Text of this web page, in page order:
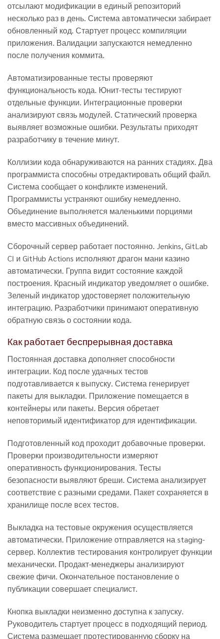
отсылают модификации в единый репозиторий
несколько раз в день. Система автоматически забирает
обновленный код. Стартует процесс компиляции
приложения. Валидации запускаются немедленно
после получения коммита.
Автоматизированные тесты проверяют
функциональность кода. Юнит-тесты тестируют
отдельные функции. Интеграционные проверки
анализируют связь модулей. Статический проверка
выявляет возможные ошибки. Результаты приходят
разработчику в течение минут.
Коллизии кода обнаруживаются на ранних стадиях. Два
программиста способны отредактировать общий файл.
Система сообщает о конфликте изменений.
Программисты устраняют ошибку немедленно.
Объединение выполняется маленькими порциями
вместо массивных объединений.
Сборочный сервер работает постоянно. Jenkins, GitLab
CI и GitHub Actions исполняют драгон мани казино
автоматически. Группа видит состояние каждой
построения. Красный индикатор уведомляет о ошибке.
Зеленый индикатор удостоверяет положительную
интеграцию. Разработчики принимают оперативную
обратную связь о состоянии кода.
Как работает беспрерывная доставка
Постоянная доставка дополняет способности
интеграции. Код после удачных тестов
подготавливается к выпуску. Система генерирует
пакеты для выкладки. Приложение помещается в
контейнеры или пакеты. Версия обретает
неповторимый идентификатор для идентификации.
Подготовленный код проходит добавочные проверки.
Проверки производительности измеряют
оперативность функционирования. Тесты
безопасности выявляют бреши. Система анализирует
соответствие с разными средами. Пакет сохраняется в
хранилище после всех тестов.
Выкладка на тестовые окружения осуществляется
автоматически. Приложение отправляется на staging-
сервер. Коллектив тестирования контролирует функции
механически. Продакт-менеджеры анализируют
свежие фичи. Окончательное постановление о
публикации совершает специалист.
Кнопка выкладки неизменно доступна к запуску.
Руководитель стартует процесс в подходящий период.
Система размещает протестированную сборку на